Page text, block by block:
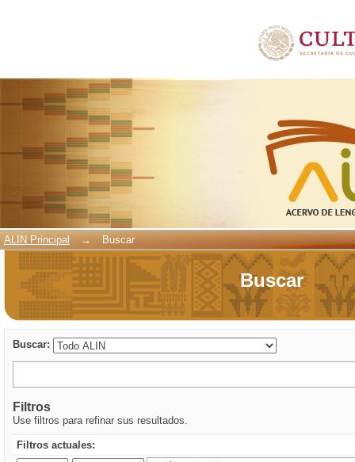
ALIN Principal → Buscar
Buscar
Buscar:
Filtros
Use filtros para refinar sus resultados.
Filtros actuales: